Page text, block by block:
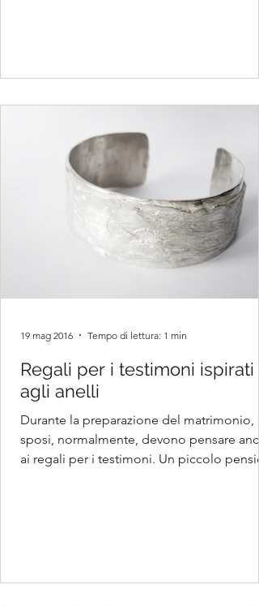
Regali per i testimoni ispirati
agli anelli
Durante la preparazione del matrimonio,
sposi, normalmente, devono pensare
ai regali per i testimoni. Un piccolo
19 mag 2016 Tempo di lettura: 1 min